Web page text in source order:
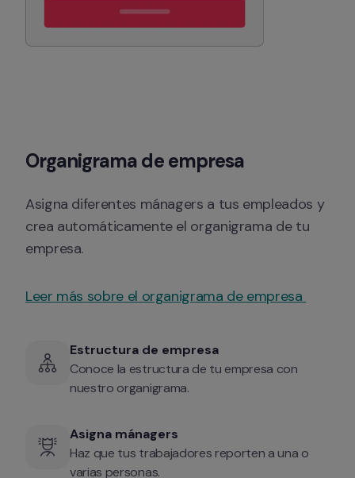
Organigrama de empresa
Asigna diferentes mánagers a tus empleados y
crea automáticamente el organigrama de tu
empresa.
Leer más sobre el organigrama de empresa
Estructura de empresa
Conoce la estructura de tu empresa con
nuestro organigrama.
Asigna mánagers
Haz que tus trabajadores reporten a una o
varias personas.